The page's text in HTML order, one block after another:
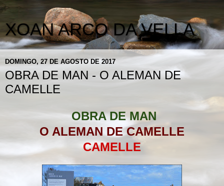
XOAN ARCO DA VELLA
DOMINGO, 27 DE AGOSTO DE 2017
OBRA DE MAN - O ALEMAN DE
CAMELLE
OBRA DE MAN
O ALEMAN DE CAMELLE
CAMELLE